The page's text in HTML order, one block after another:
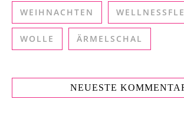
WEIHNACHTEN
WOLLE ÄRMELSCHAL
NEUESTE